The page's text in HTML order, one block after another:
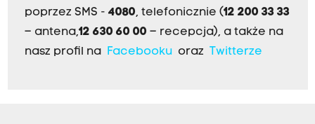
poprzez SMS - 4080, telefonicznie (12 200 33 33
– antena,12 630 60 00 – recepcja), a także na
nasz profil na Facebookuoraz Twitterze